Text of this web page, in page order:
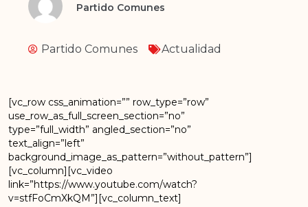
Partido Comunes
Partido Comunes Actualidad
[vc_row css_animation=”” row_type=”row”
use_row_as_full_screen_section=”no”
type=”full_width” angled_section=”no”
text_align=”left”
background_image_as_pattern=”without_pattern”]
[vc_column][vc_video
link=”https://www.youtube.com/watch?
v=stfFoCmXkQM”][vc_column_text]